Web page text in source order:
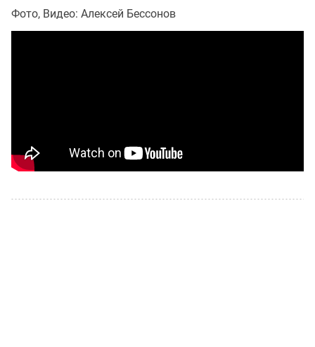
Фото, Видео: Алексей Бессонов